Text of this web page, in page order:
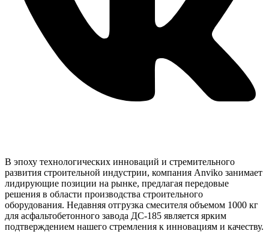
В эпоху технологических инноваций и стремительного
развития строительной индустрии, компания Anviko занимает
лидирующие позиции на рынке, предлагая передовые
решения в области производства строительного
оборудования. Недавняя отгрузка смесителя объемом 1000 кг
для асфальтобетонного завода ДС-185 является ярким
подтверждением нашего стремления к инновациям и качеству.